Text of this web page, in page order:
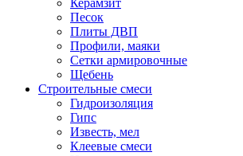
Керамзит
Песок
Плиты ДВП
Профили, маяки
Сетки армировочные
Щебень
Строительные смеси
Гидроизоляция
Гипс
Известь, мел
Клеевые смеси